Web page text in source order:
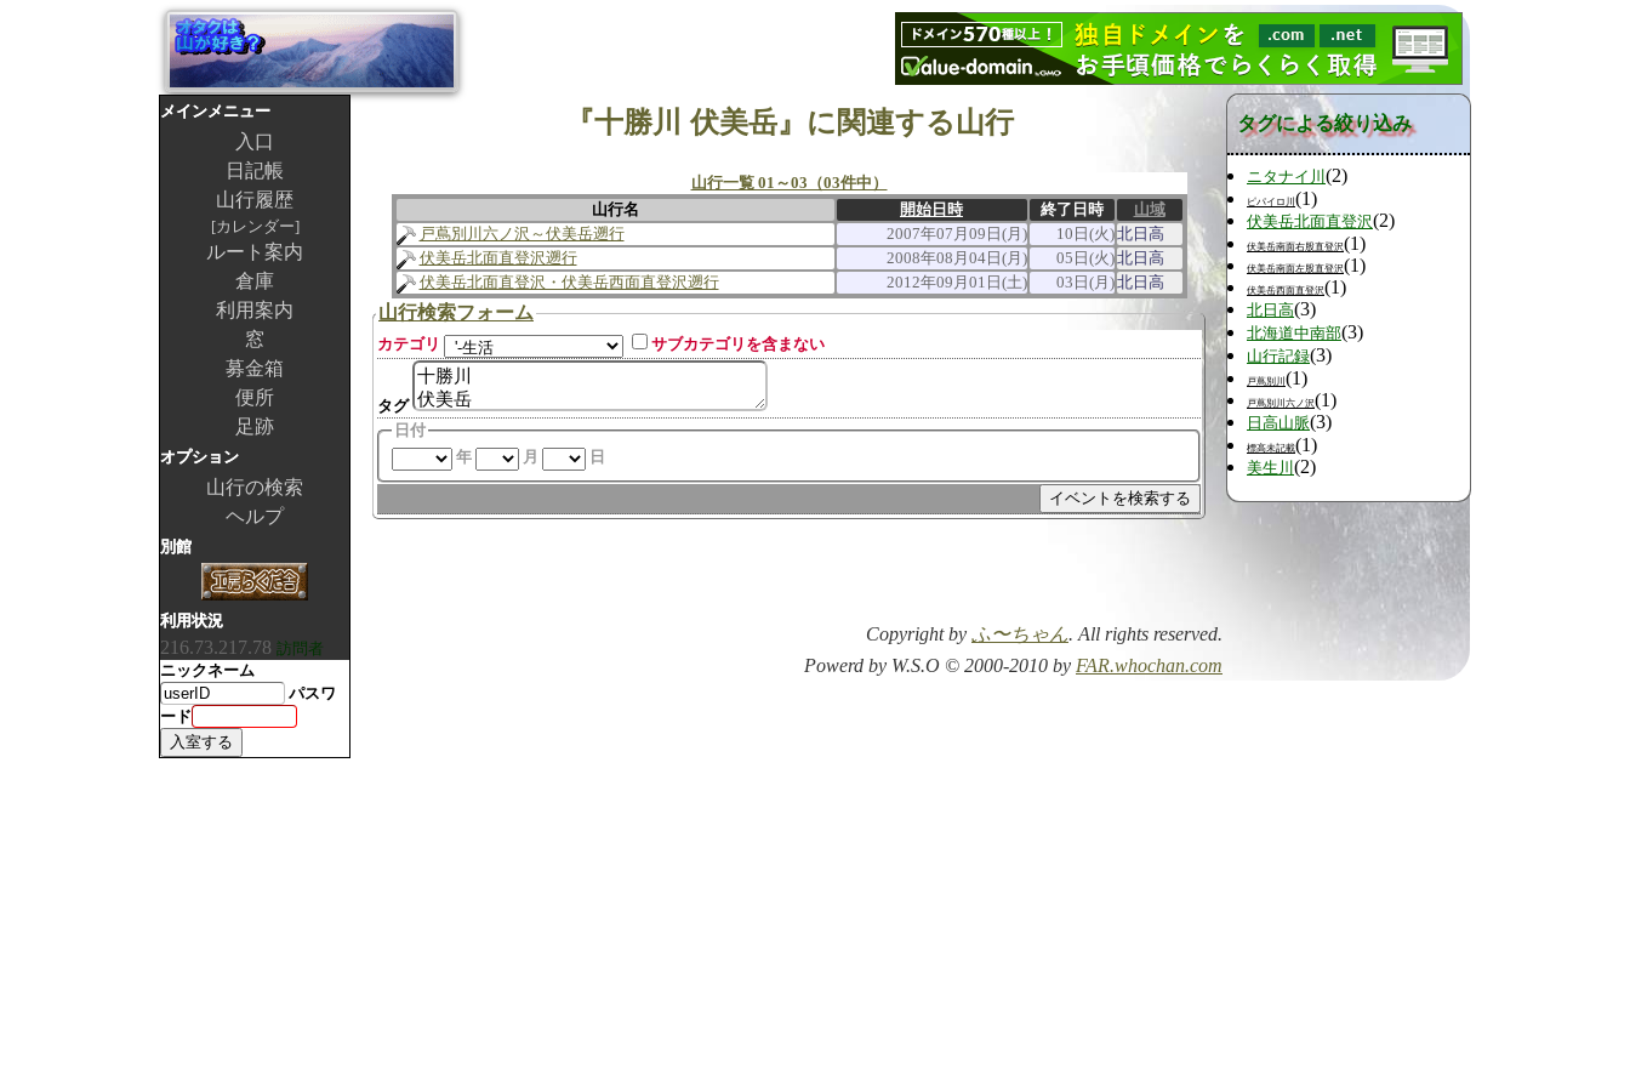
『十勝川 伏美岳』に関連する山行
山行一覧 01～03（03件中）
山行名
開始日時 終了日時
山域
戸蔦別川六ノ沢～伏美岳遡行
2007年07月09日(月) 10日(火)北日高
伏美岳北面直登沢遡行
2008年08月04日(月) 05日(火)北日高
伏美岳北面直登沢・伏美岳西面直登沢遡行
2012年09月01日(土) 03日(月)北日高
山行検索フォーム
カテゴリ サブカテゴリを含まない
タグ
日付
年
月 日
タグによる絞り込み
ニタナイ川 (2)
ピパイロ川 (1)
伏美岳北面直登沢(2)
伏美岳南面右股直登沢(1)
伏美岳南面左股直登沢(1)
伏美岳西面直登沢(1)
北日高(3)
北海道中南部(3)
山行記録(3)
戸蔦別川 (1)
戸蔦別川六ノ沢(1)
日高山脈(3)
標高未記載(1)
美生川 (2)
メインメニュー
入口
日記帳
山行履歴
カレンダー
ルート案内
倉庫
利用案内
窓
募金箱
便所
足跡
オプション
山行の検索
ヘルプ
別館
利用状況
216.73.217.78 訪問者
ニックネーム
パスワ
ード
Copyright by ふ〜ちゃん. All rights reserved.
Powerd by W.S.O © 2000-2010 by FAR.whochan.com